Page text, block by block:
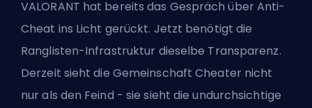
VALORANT hat bereits das Gespräch über Anti-
Cheat ins Licht gerückt. Jetzt benötigt die
Ranglisten-Infrastruktur dieselbe Transparenz.
Derzeit sieht die Gemeinschaft Cheater nicht
nur als den Feind - sie sieht die undurchsichtige